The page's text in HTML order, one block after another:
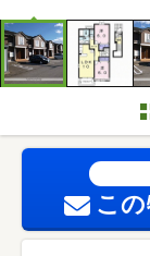
こ